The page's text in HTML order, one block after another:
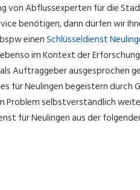
von Abflussexperten für die
benötigen, dann dürfen wir
einenSchlüsseldienst
im Kontext der
Auftraggeber ausgesprochen
für Neulingen begeistern durch
Problem selbstverständlich
für Neulingen aus der